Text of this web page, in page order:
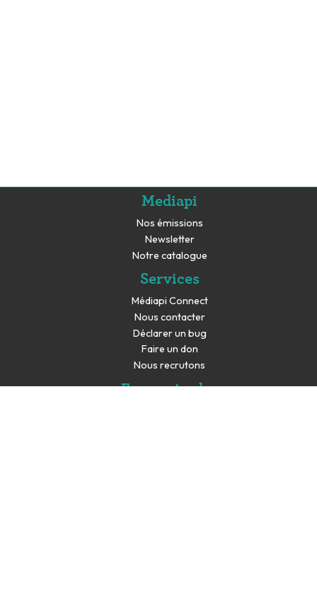
Mediapi
Nos émissions
Newsletter
Notre catalogue
Services
Médiapi Connect
Nous contacter
Déclarer un bug
Faire un don
Nous recrutons
En savoir plus